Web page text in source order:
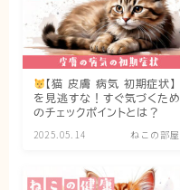
【猫 皮膚 病気 初期症状】
を見逃すな！すぐ気づくため
のチェックポイントとは？
2025.05.14 ねこの部屋